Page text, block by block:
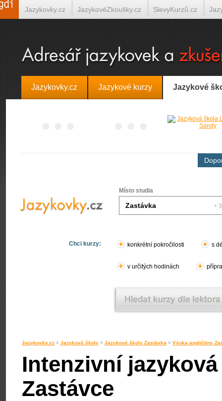
Jazykovky.cz Jazykové kurzy Jazykové
Místo studia
Chci kurzy: konkrétní pokročilosti s
v určitých hodinách
Jazykovky.cz > Jazykové školy > Jazykové školy Zastávka > Výuka angličtiny
Intenzivní
Zastávce
Jazykovky.cz JazykovéZkoušky.cz SlevyKurzů.cz
Španělština on-line Italština on-line Tlumočení-